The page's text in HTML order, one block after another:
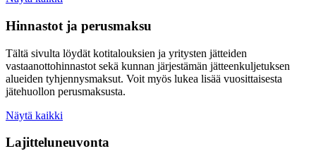
Hinnastot ja perusmaksu
Tältä sivulta löydät kotitalouksien ja yritysten jätteiden
vastaanottohinnastot sekä kunnan järjestämän jätteenkuljetuksen
alueiden tyhjennysmaksut. Voit myös lukea lisää vuosittaisesta
jätehuollon perusmaksusta.
Näytä kaikki
Lajitteluneuvonta